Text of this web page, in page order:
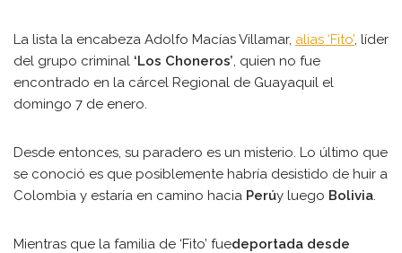
La lista la encabeza Adolfo Macías Villamar, alias ‘Fito’, líder
del grupo criminal ‘Los Choneros’, quien no fue
encontrado en la cárcel Regional de Guayaquil el
domingo 7 de enero.
Desde entonces, su paradero es un misterio. Lo último que
se conoció es que posiblemente habría desistido de huir a
Colombia y estaría en camino hacia Perúy luego Bolivia.
Mientras que la familia de ‘Fito’ fuedeportada desde